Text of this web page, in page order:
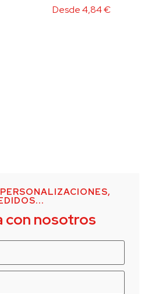
Desde4,84€
con nosotros